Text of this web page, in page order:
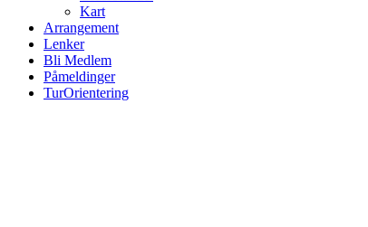
Kart
Arrangement
Lenker
Bli Medlem
Påmeldinger
TurOrientering